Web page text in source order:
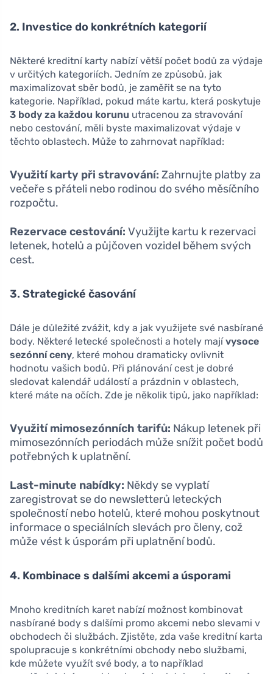
2. Investice do konkrétních kategorií
Některé kreditní karty nabízí větší počet bodů za výdaje
v určitých kategoriích. Jedním ze způsobů, jak
maximalizovat sběr bodů, je zaměřit se na tyto
kategorie. Například, pokud máte kartu, která poskytuje
3 body za každou korunu utracenou za stravování
nebo cestování, měli byste maximalizovat výdaje v
těchto oblastech. Může to zahrnovat například:
Využití karty při stravování: Zahrnujte platby za
večeře s přáteli nebo rodinou do svého měsíčního
rozpočtu.
Rezervace cestování: Využijte kartu k rezervaci
letenek, hotelů a půjčoven vozidel během svých
cest.
3. Strategické časování
Dále je důležité zvážit, kdy a jak využijete své nasbírané
body. Některé letecké společnosti a hotely majívysoce
sezónní ceny, které mohou dramaticky ovlivnit
hodnotu vašich bodů. Při plánování cest je dobré
sledovat kalendář událostí a prázdnin v oblastech,
které máte na očích. Zde je několik tipů, jako například:
Využití mimosezónních tarifů: Nákup letenek při
mimosezónních periodách může snížit počet bodů
potřebných k uplatnění.
Last-minute nabídky: Někdy se vyplatí
zaregistrovat se do newsletterů leteckých
společností nebo hotelů, které mohou poskytnout
informace o speciálních slevách pro členy, což
může vést k úsporám při uplatnění bodů.
4. Kombinace s dalšími akcemi a úsporami
Mnoho kreditních karet nabízí možnost kombinovat
nasbírané body s dalšími promo akcemi nebo slevami v
obchodech či službách. Zjistěte, zda vaše kreditní karta
spolupracuje s konkrétními obchody nebo službami,
kde můžete využít své body, a to například